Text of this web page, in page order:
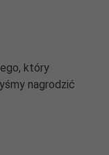
który
nagrodzić